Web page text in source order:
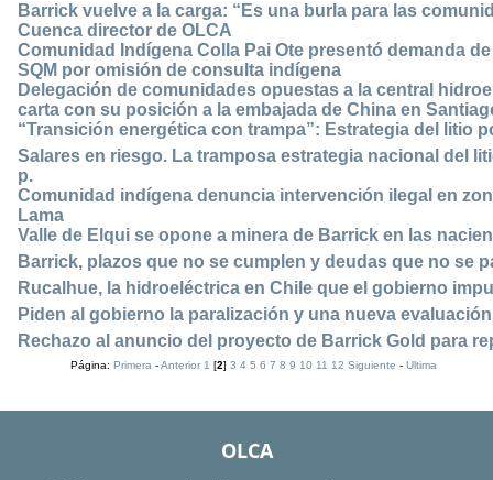
Barrick vuelve a la carga: “Es una burla para las
Cuenca director de OLCA
Comunidad Indígena Colla Pai Ote presentó demanda
SQM por omisión de consulta indígena
Delegación de comunidades opuestas a la central
carta con su posición a la embajada de China en
“Transición energética con trampa”: Estrategia del litio
Salares en riesgo. La tramposa estrategia nacional del
p.
Comunidad indígena denuncia intervención ilegal en
Lama
Valle de Elqui se opone a minera de Barrick en las
Barrick, plazos que no se cumplen y deudas que no se
Rucalhue, la hidroeléctrica en Chile que el gobierno
Piden al gobierno la paralización y una nueva
Rechazo al anuncio del proyecto de Barrick Gold para
Página:Primera -Anterior 1 [2]3 4 5 6 7 8 9 10 11 12 Siguiente -Ultima
OLCA